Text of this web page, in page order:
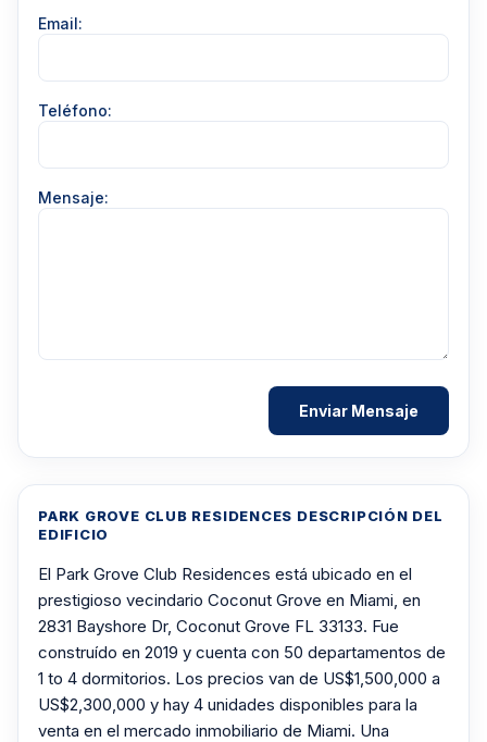
PARK GROVE CLUB RESIDENCES DESCRIPCIÓN DEL
EDIFICIO
El Park Grove Club Residences está ubicado en el
prestigioso vecindario Coconut Grove en Miami, en
2831 Bayshore Dr, Coconut Grove FL 33133. Fue
construído en 2019 y cuenta con 50 departamentos de
1 to 4 dormitorios. Los precios van de US$1,500,000 a
US$2,300,000 y hay 4 unidades disponibles para la
venta en el mercado inmobiliario de Miami. Una
Email:
Teléfono:
Mensaje: